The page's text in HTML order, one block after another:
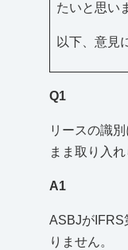
たいと思い
以下、意見
Q1
リースの識
まま取り入
A1
ASBJがIFRS
りません。